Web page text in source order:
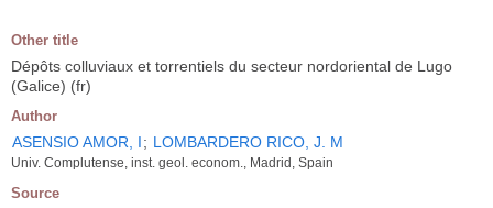
Other title
Dépôts colluviaux et torrentiels du secteur nordoriental de Lugo
(Galice) (fr)
Author
ASENSIO AMOR, I; LOMBARDERO RICO, J. M
Univ. Complutense, inst. geol. econom., Madrid, Spain
Source